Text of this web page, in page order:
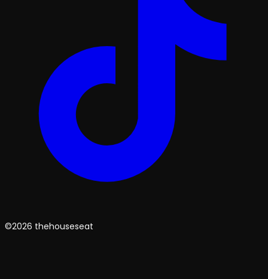
©2026 thehouseseat